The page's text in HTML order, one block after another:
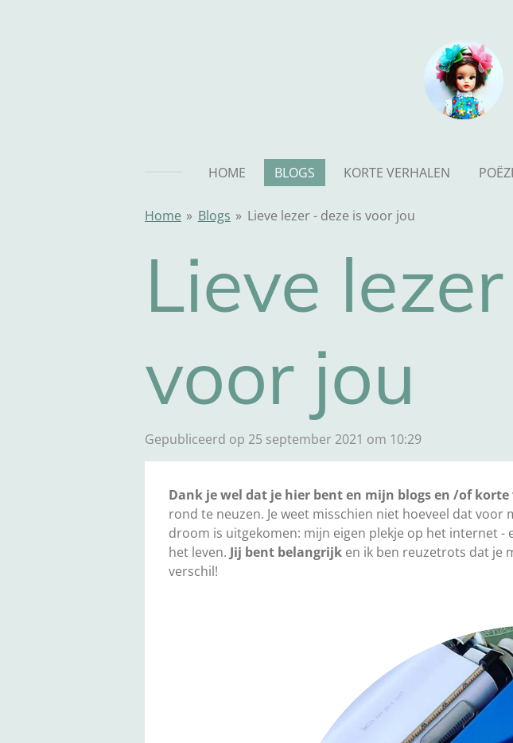
HOME BLOGS KORTE VERHALEN
Home » Blogs » Lieve lezer - deze is voor jou
Lieve
voor jou
Gepubliceerd op 25 september 2021 om 10:29
Dank je wel dat je hier bent en mijn blogs en /of korte
rond te neuzen. Je weet misschien niet hoeveel dat
droom is uitgekomen: mijn eigen plekje op het internet -
het leven. Jij bent belangrijk en ik ben reuzetrots dat je
verschil!